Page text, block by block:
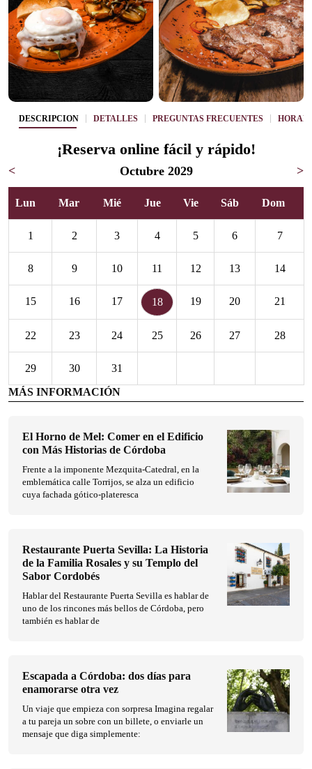
DESCRIPCIÓN DETALLES PREGUNTAS FRECUENTES
¡Reserva online fácil y rápido!
< Octubre 2029 >
Lun Mar Mié Jue Vie Sáb Dom
1 2 3 4 5 6 7
8 9 10 11 12 13 14
15 16 17 18 19 20 21
22 23 24 25 26 27 28
29 30
31
MÁS INFORMACIÓN
El Horno de Mel: Comer en el Edificio
con Más Historias de Córdoba
Frente a la imponente Mezquita-Catedral, en la
emblemática calle Torrijos, se alza un edificio
cuya fachada gótico-plateresca
Restaurante Puerta Sevilla: La Historia
de la Familia Rosales y su Templo del
Sabor Cordobés
Hablar del Restaurante Puerta Sevilla es hablar de
uno de los rincones más bellos de Córdoba, pero
también es hablar de
Escapada a Córdoba: dos días para
enamorarse otra vez
Un viaje que empieza con sorpresa Imagina regalar
a tu pareja un sobre con un billete, o enviarle un
mensaje que diga simplemente: